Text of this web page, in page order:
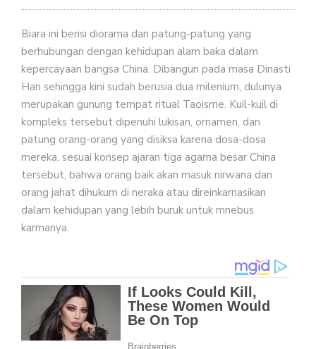
Biara ini berisi diorama dan patung-patung yang
berhubungan dengan kehidupan alam baka dalam
kepercayaan bangsa China. Dibangun pada masa Dinasti
Han sehingga kini sudah berusia dua milenium, dulunya
merupakan gunung tempat ritual Taoisme. Kuil-kuil di
kompleks tersebut dipenuhi lukisan, ornamen, dan
patung orang-orang yang disiksa karena dosa-dosa
mereka, sesuai konsep ajaran tiga agama besar China
tersebut, bahwa orang baik akan masuk nirwana dan
orang jahat dihukum di neraka atau direinkarnasikan
dalam kehidupan yang lebih buruk untuk mnebus
karmanya.